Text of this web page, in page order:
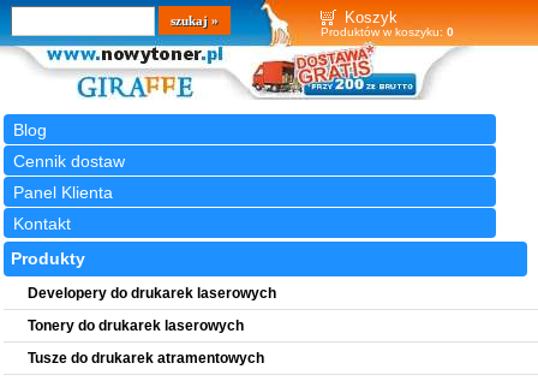
Koszyk
Produktów w koszyku: 0
Blog
Cennik dostaw
Panel Klienta
Kontakt
Wyszukiwarka
szukaj
Produkty
Developery do drukarek laserowych
Tonery do drukarek laserowych
Tusze do drukarek atramentowych